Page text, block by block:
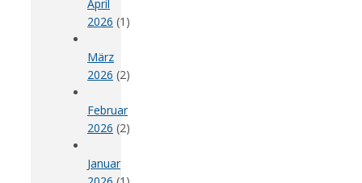
April
2026 (1)
März
2026 (2)
Februar
2026 (2)
Januar